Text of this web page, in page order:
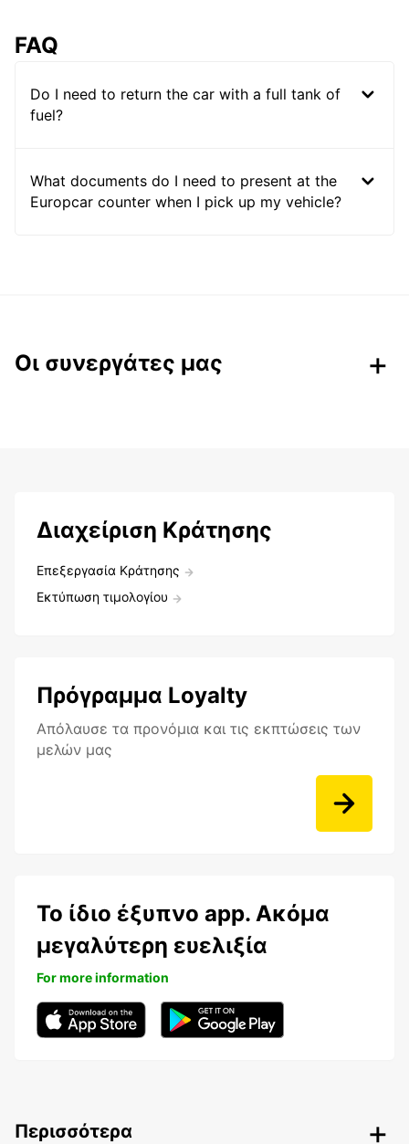
FAQ
Do I need to return the car with a full tank of
fuel?
What documents do I need to present at the
Europcar counter when I pick up my vehicle?
Οι συνεργάτες μας
Διαχείριση Κράτησης
Επεξεργασία Κράτησης
Εκτύπωση τιμολογίου
Πρόγραμμα Loyalty
Aπόλαυσε τα προνόμια και τις εκπτώσεις των
μελών μας
Το ίδιο έξυπνο app. Ακόμα
μεγαλύτερη ευελιξία
For more information
Περισσότερα